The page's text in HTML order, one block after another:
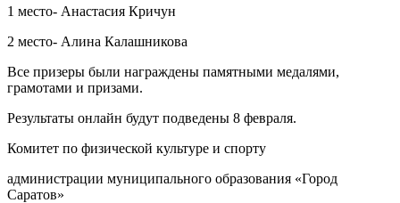
1 место- Анастасия Кричун
2 место- Алина Калашникова
Все призеры были награждены памятными медалями,
грамотами и призами.
Результаты онлайн будут подведены 8 февраля.
Комитет по физической культуре и спорту
администрации муниципального образования «Город
Саратов»